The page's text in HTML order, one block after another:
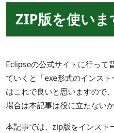
ZIP版を使いま
Eclipseの公式サイトに行って
ていくと「exe形式のインス
はこれで良いと思いますので
場合は本記事は役に立たないか
本記事では、zip版をインスト